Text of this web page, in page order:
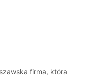
firma, która